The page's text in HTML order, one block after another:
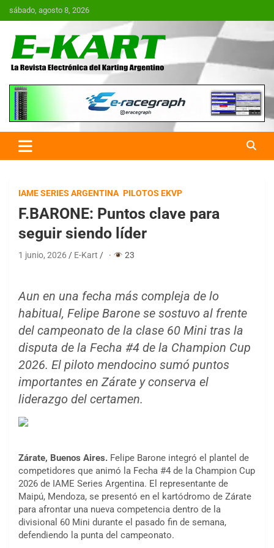
Saltar
al
sábado, agosto 8, 2026
E-Kart.com.ar | La Revista
Electrónica del Karting en
Argentina
IAME SERIES ARGENTINA PILOTOS EKVP
F.BARONE: Puntos clave para
seguir siendo líder
1 junio, 2026 E-Kart · 23
Aun en una fecha más compleja de lo
habitual, Felipe Barone se sostuvo al frente
del campeonato de la clase 60 Mini tras la
disputa de la Fecha #4 de la Champion Cup
2026. El piloto mendocino sumó puntos
importantes en Zárate y conserva el
liderazgo del certamen.
Zárate, Buenos Aires. Felipe Barone integró el plantel de
competidores que animó la Fecha #4 de la Champion Cup
2026 de IAME Series Argentina. El representante de
Maipú, Mendoza, se presentó en el kartódromo de Zárate
para afrontar una nueva competencia dentro de la
divisional 60 Mini durante el pasado fin de semana,
defendiendo la punta del campeonato.